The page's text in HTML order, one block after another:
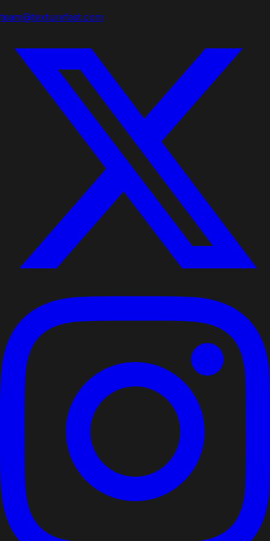
team@texturefast.com